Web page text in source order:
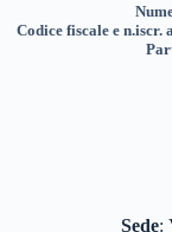
Codice fiscale e
Sede: